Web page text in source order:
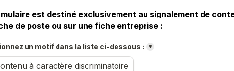
est destiné exclusivement au signalement de
de poste ou sur une fiche entreprise :
un motif dans la liste ci-dessous : *
à caractère discriminatoire